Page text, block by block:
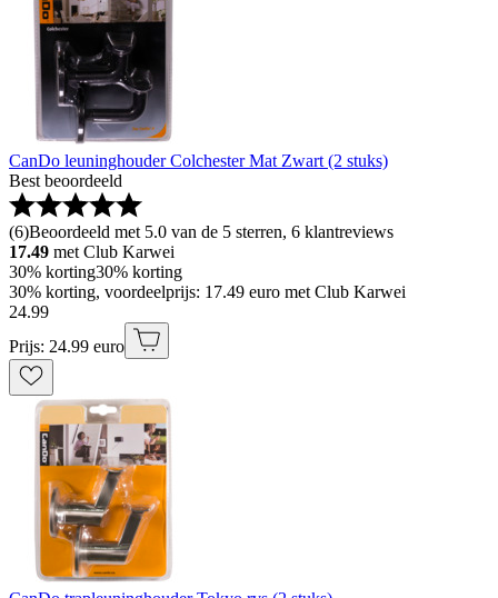
CanDo leuninghouder Colchester Mat Zwart (2 stuks)
Best beoordeeld
(6)Beoordeeld met 5.0 van de 5 sterren, 6 klantreviews
17.49 met Club Karwei
30% korting30% korting
30% korting, voordeelprijs: 17.49 euro met Club Karwei
24.99
Prijs: 24.99 euro